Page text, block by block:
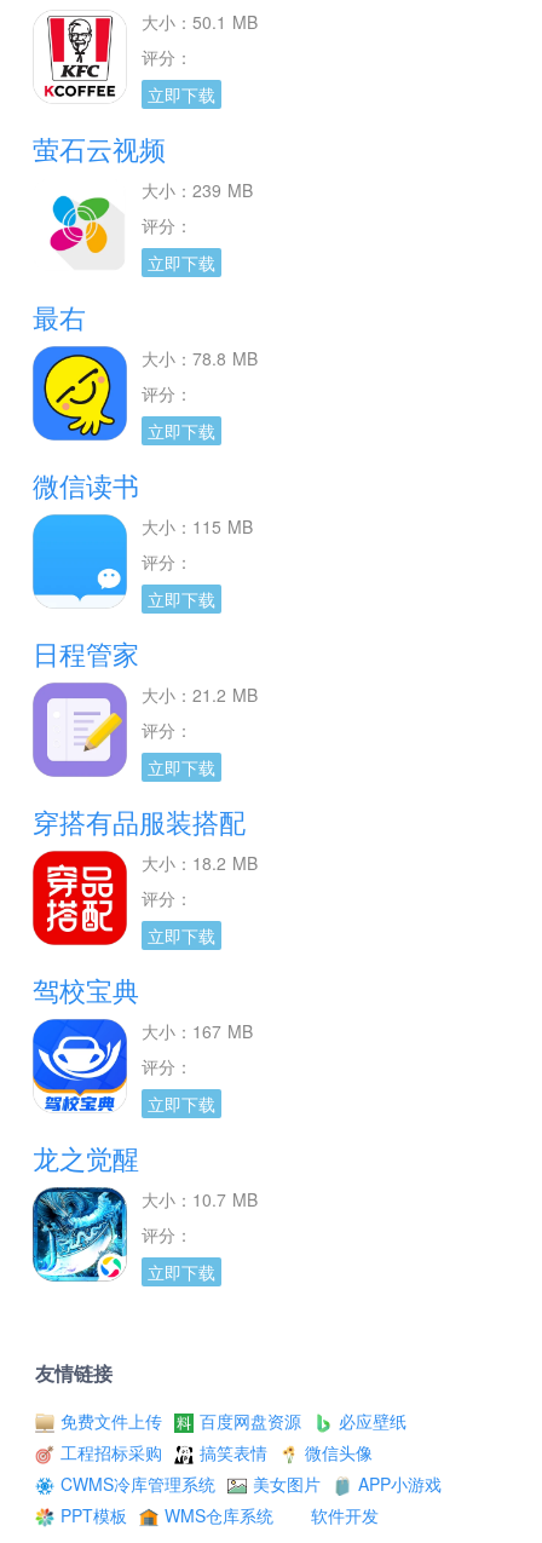
大小：50.1 MB
评分：
立即下载
萤石云视频
大小：239 MB
评分：
立即下载
最右
大小：78.8 MB
评分：
立即下载
微信读书
大小：115 MB
评分：
立即下载
日程管家
大小：21.2 MB
评分：
立即下载
穿搭有品服装搭配
大小：18.2 MB
评分：
立即下载
驾校宝典
大小：167 MB
评分：
立即下载
龙之觉醒
大小：10.7 MB
评分：
立即下载
友情链接
免费文件上传 百度网盘资源
必应壁纸
工程招标采购
搞笑表情
微信头像
CWMS冷库管理系统
美女图片
APP小游戏
PPT模板
WMS仓库系统 软件开发